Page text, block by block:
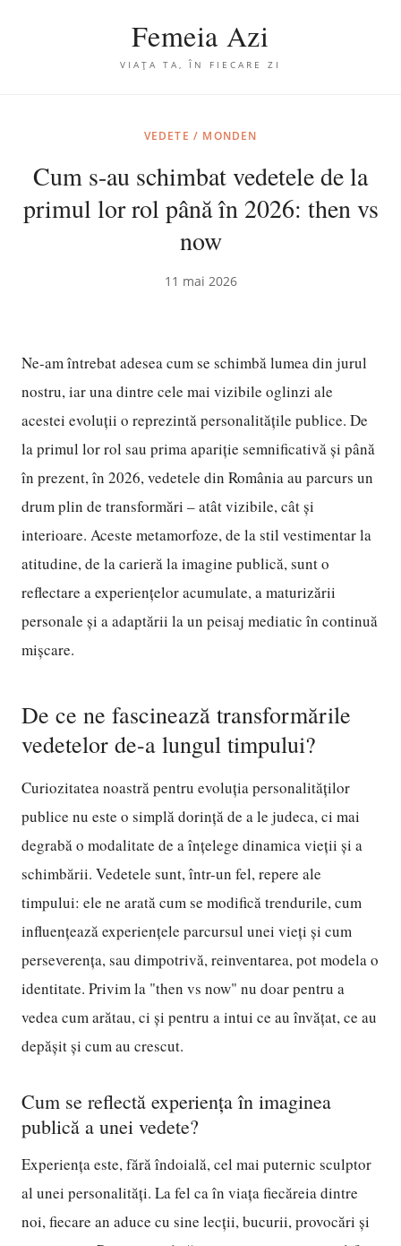
Femeia Azi
VIAȚA TA, ÎN FIECARE ZI
VEDETE / MONDEN
Cum s-au schimbat vedetele de la
primul lor rol până în 2026: then vs
now
11 mai 2026
Ne-am întrebat adesea cum se schimbă lumea din jurul
nostru, iar una dintre cele mai vizibile oglinzi ale
acestei evoluții o reprezintă personalitățile publice. De
la primul lor rol sau prima apariție semnificativă și până
în prezent, în 2026, vedetele din România au parcurs un
drum plin de transformări – atât vizibile, cât și
interioare. Aceste metamorfoze, de la stil vestimentar la
atitudine, de la carieră la imagine publică, sunt o
reflectare a experiențelor acumulate, a maturizării
personale și a adaptării la un peisaj mediatic în continuă
mișcare.
De ce ne fascinează transformările
vedetelor de-a lungul timpului?
Curiozitatea noastră pentru evoluția personalităților
publice nu este o simplă dorință de a le judeca, ci mai
degrabă o modalitate de a înțelege dinamica vieții și a
schimbării. Vedetele sunt, într-un fel, repere ale
timpului: ele ne arată cum se modifică trendurile, cum
influențează experiențele parcursul unei vieți și cum
perseverența, sau dimpotrivă, reinventarea, pot modela o
identitate. Privim la "then vs now" nu doar pentru a
vedea cum arătau, ci și pentru a intui ce au învățat, ce au
depășit și cum au crescut.
Cum se reflectă experiența în imaginea
publică a unei vedete?
Experiența este, fără îndoială, cel mai puternic sculptor
al unei personalități. La fel ca în viața fiecăreia dintre
noi, fiecare an aduce cu sine lecții, bucurii, provocări și